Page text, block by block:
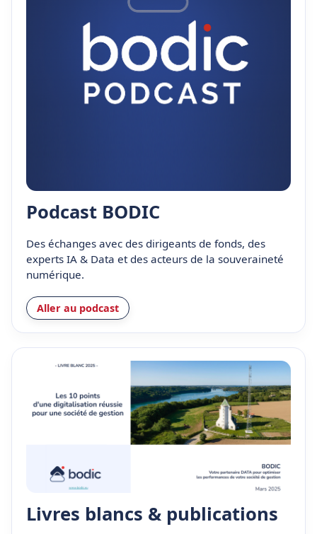
Podcast BODIC
Des échanges avec des dirigeants de fonds, des
experts IA & Data et des acteurs de la souveraineté
numérique.
Aller au podcast
Livres blancs & publications